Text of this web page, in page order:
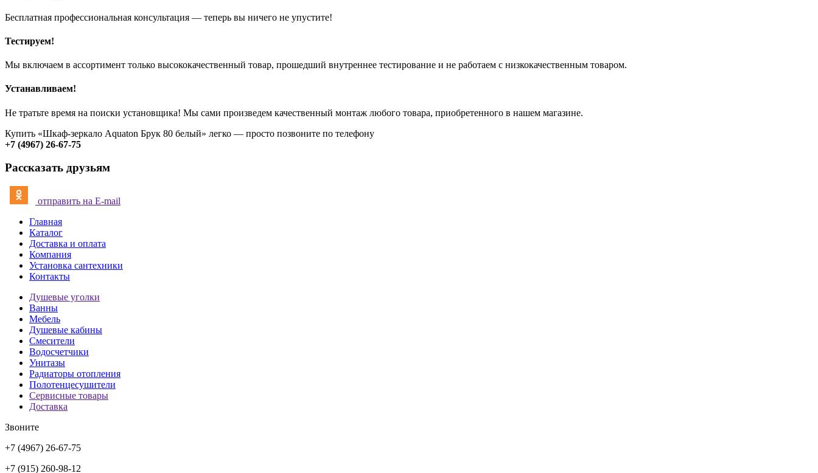
Бесплатная профессиональная консультация — теперь вы ничего не упустите!
Тестируем!
Мы включаем в ассортимент только высококачественный товар, прошедший внутреннее тестирование и не работаем с низкокачественным товаром.
Устанавливаем!
Не тратьте время на поиски установщика! Мы сами произведем качественный монтаж любого товара, приобретенного в нашем магазине.
Купить «Шкаф-зеркало Aquaton Брук 80 белый» легко — просто позвоните по телефону
+7 (4967) 26-67-75
Рассказать друзьям
отправить на E-mail
Главная
Каталог
Доставка и оплата
Компания
Установка сантехники
Контакты
Душевые уголки
Ванны
Мебель
Душевые кабины
Смесители
Водосчетчики
Унитазы
Радиаторы отопления
Полотенцесушители
Сервисные товары
Доставка
Звоните
+7 (4967) 26-67-75
+7 (915) 260-98-12